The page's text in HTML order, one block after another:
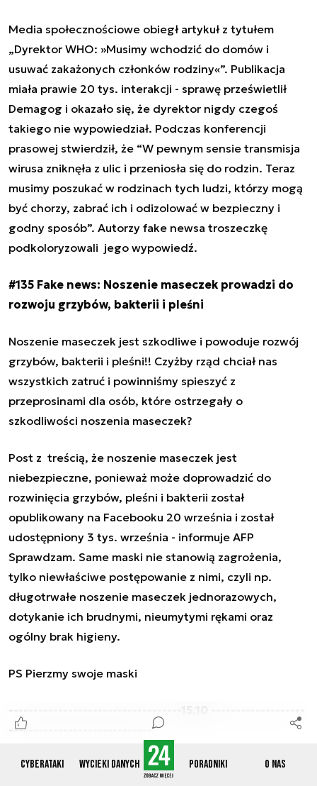
Cyberataki Wycieki danych Poradniki O nas
Media społecznościowe obiegł artykuł z tytułem
„Dyrektor WHO: »Musimy wchodzić do domów i
usuwać zakażonych członków rodziny«”. Publikacja
miała prawie 20 tys. interakcji - sprawę prześwietlił
Demagog i okazało się, że dyrektor nigdy czegoś
takiego nie wypowiedział. Podczas konferencji
prasowej stwierdził, że “W pewnym sensie transmisja
wirusa zniknęła z ulic i przeniosła się do rodzin. Teraz
musimy poszukać w rodzinach tych ludzi, którzy mogą
być chorzy, zabrać ich i odizolować w bezpieczny i
godny sposób”. Autorzy fake newsa troszeczkę
podkoloryzowali jego wypowiedź.
#135 Fake news: Noszenie maseczek prowadzi do
rozwoju grzybów, bakterii i pleśni
Noszenie maseczek jest szkodliwe i powoduje rozwój
grzybów, bakterii i pleśni!! Czyżby rząd chciał nas
wszystkich zatruć i powinniśmy spieszyć z
przeprosinami dla osób, które ostrzegały o
szkodliwości noszenia maseczek?
Post z treścią, że noszenie maseczek jest
niebezpieczne, ponieważ może doprowadzić do
rozwinięcia grzybów, pleśni i bakterii został
opublikowany na Facebooku 20 września i został
udostępniony 3 tys. września - informuje AFP
Sprawdzam. Same maski nie stanowią zagrożenia,
tylko niewłaściwe postępowanie z nimi, czyli np.
długotrwałe noszenie maseczek jednorazowych,
dotykanie ich brudnymi, nieumytymi rękami oraz
ogólny brak higieny.
PS Pierzmy swoje maski
-----------------------------
#134 Fake news: Prezydent Ghany informuje, że